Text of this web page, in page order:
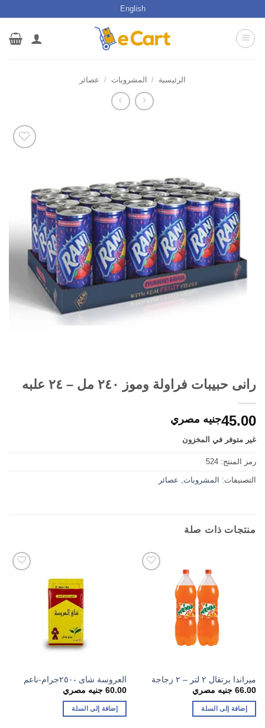
English
الرئيسية / المشروبات / عصائر
رانى حبيبات فراولة وموز ٢٤٠ مل – ٢٤ علبه
45.00جنيه مصري
غير متوفر في المخزون
رمز المنتج: 524
التصنيفات: المشروبات عصائر
منتجات ذات صلة
ميراندا برتقال ٢ لتر – ٢ زجاجة
66.00جنيه مصري
إضافة إلى السلة
العروسة شاى -٢٥٠جرام-ناعم
60.00جنيه مصري
إضافة إلى السلة